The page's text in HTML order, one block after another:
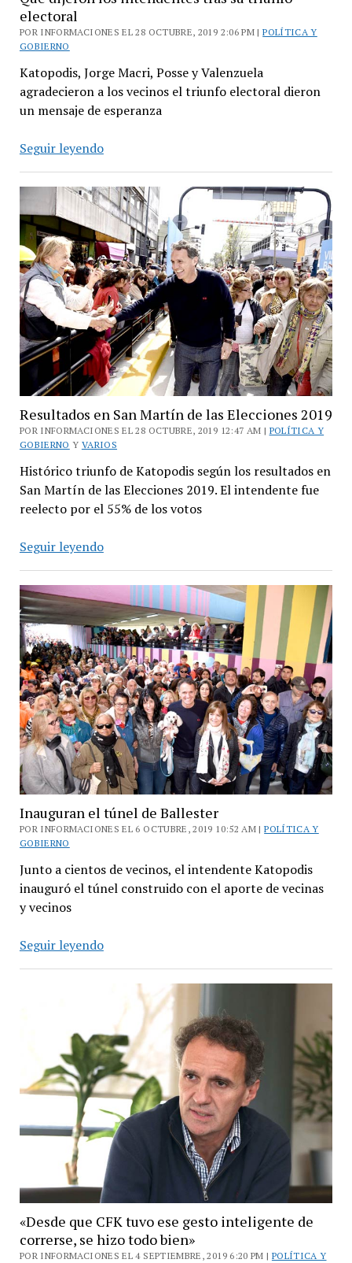
electoral
POR INFORMACIONES EL 28 OCTUBRE, 2019 2:06 PM |POLÍTICA Y
GOBIERNO
Katopodis, Jorge Macri, Posse y Valenzuela
agradecieron a los vecinos el triunfo electoral dieron
un mensaje de esperanza
Seguir leyendoQué
los
intendentes
tras
su
triunfo
electoral
Resultados en San Martín de las Elecciones 2019
POR INFORMACIONES EL 28 OCTUBRE, 2019 12:47 AM | POLÍTICA Y
GOBIERNO Y VARIOS
Histórico triunfo de Katopodis según los resultados en
San Martín de las Elecciones 2019. El intendente fue
reelecto por el 55% de los votos
Seguir leyendoResultados
San
Martín
de
las
Elecciones
2019
Inauguran el túnel de Ballester
POR INFORMACIONES EL 6 OCTUBRE, 2019 10:52 AM |POLÍTICA Y
GOBIERNO
Junto a cientos de vecinos, el intendente Katopodis
inauguró el túnel construido con el aporte de vecinas
y vecinos
Seguir leyendoInauguran
Ballester
«Desde que CFK tuvo ese gesto inteligente de
correrse, se hizo todo bien»
POR INFORMACIONES EL 4 SEPTIEMBRE, 2019 6:20 PM | POLÍTICA Y